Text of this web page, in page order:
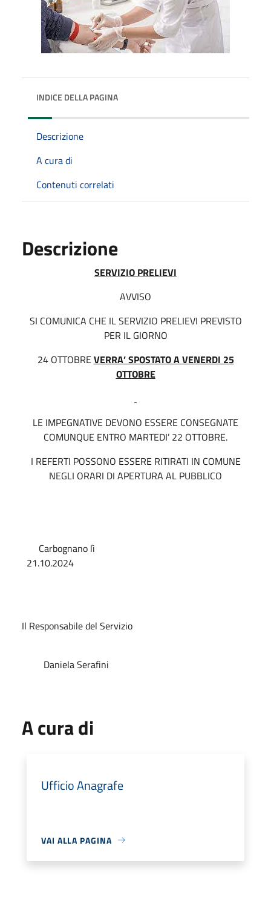
INDICE DELLA PAGINA
Descrizione
A cura di
Contenuti correlati
Descrizione
SERVIZIO PRELIEVI
AVVISO
SI COMUNICA CHE IL SERVIZIO PRELIEVI PREVISTO
PER IL GIORNO
24 OTTOBRE VERRA’ SPOSTATO A VENERDI 25
OTTOBRE
LE IMPEGNATIVE DEVONO ESSERE CONSEGNATE
COMUNQUE ENTRO MARTEDI’ 22 OTTOBRE.
I REFERTI POSSONO ESSERE RITIRATI IN COMUNE
NEGLI ORARI DI APERTURA AL PUBBLICO
Carbognano lì
Il Responsabile del Servizio
Daniela Serafini
A cura di
Ufficio Anagrafe
VAI ALLA PAGINA